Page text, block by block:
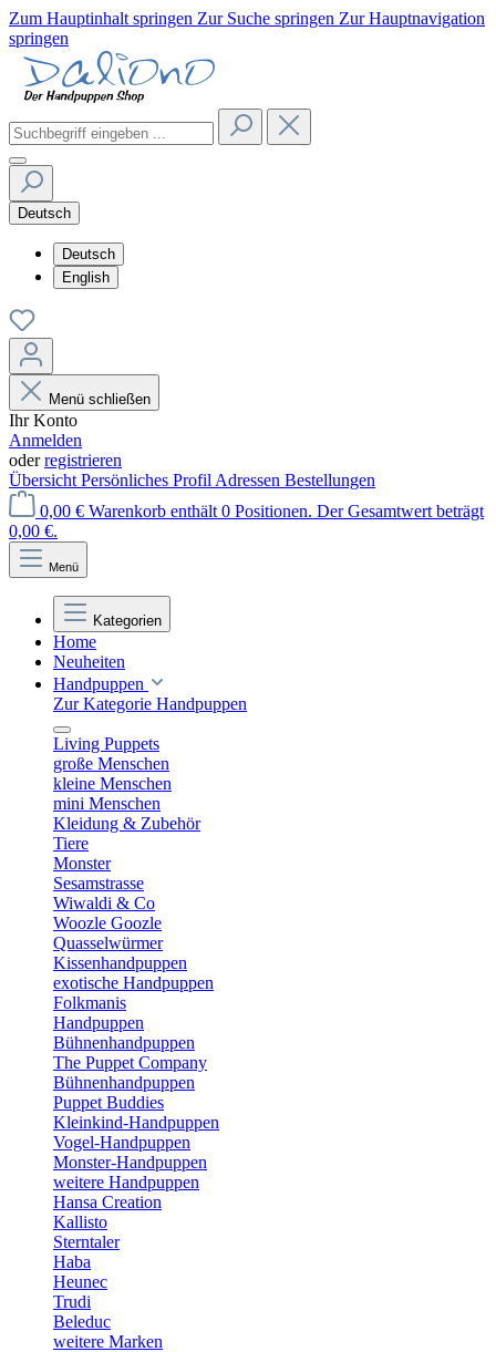
Zum Hauptinhalt springen Zur Suche springen Zur Hauptnavigation
springen
Deutsch
Deutsch
English
Menü schließen
Ihr Konto
Anmelden
oderregistrieren
Übersicht Persönliches Profil Adressen Bestellungen
0,00 € Warenkorb enthält 0 Positionen. Der Gesamtwert beträgt
0,00 €.
Menü
Kategorien
Home
Neuheiten
Handpuppen
Zur Kategorie Handpuppen
Living Puppets
große Menschen
kleine Menschen
mini Menschen
Kleidung & Zubehör
Tiere
Monster
Sesamstrasse
Wiwaldi & Co
Woozle Goozle
Quasselwürmer
Kissenhandpuppen
exotische Handpuppen
Folkmanis
Handpuppen
Bühnenhandpuppen
The Puppet Company
Bühnenhandpuppen
Puppet Buddies
Kleinkind-Handpuppen
Vogel-Handpuppen
Monster-Handpuppen
weitere Handpuppen
Hansa Creation
Kallisto
Sterntaler
Haba
Heunec
Trudi
Beleduc
weitere Marken